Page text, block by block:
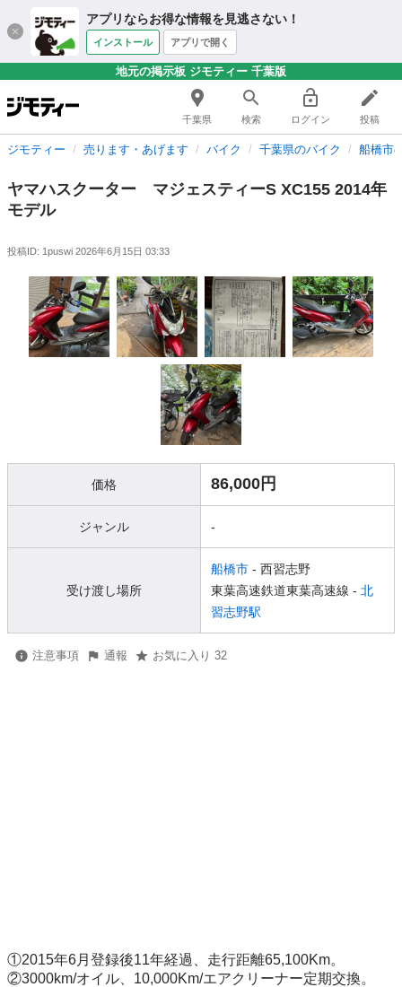
アプリならお得な情報を見逃さない！
インストール アプリで開く
地元の掲示板 ジモティー 千葉版
千葉県 検索 ログイン 投稿
ジモティー 売ります・あげます バイク 千葉県のバイク 船橋市
ヤマハスクーター マジェスティーS XC155 2014年
モデル
投稿ID: 1puswi 2026年6月15日 03:33
価格 86,000円
ジャンル -
受け渡し場所
船橋市 - 西習志野
東葉高速鉄道東葉高速線 - 北
習志野駅
注意事項 通報 お気に入り 32
①2015年6月登録後11年経過、走行距離65,100Km。
②3000km/オイル、10,000Km/エアクリーナー定期交換。